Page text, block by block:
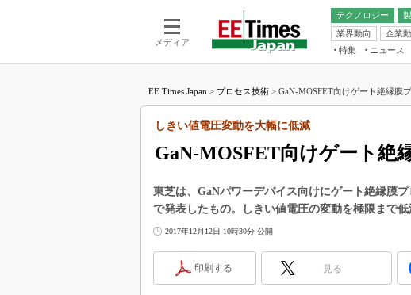
メディア
テクノロジー
電池／エネルギー
アナログ
マイコン
業界動向
企業
特集 ニュース
福田昭のデバイス通信
大山聡の業界スコープ
リタイア直前エンジニ
学漂流記
踊るバズワード ～
Buzzword
電子ブックレ
EE Times Japan > プロセス技術 > GaN-MOSFET向けゲート絶縁膜
GaN-MOSFET向けゲート絶
しきい値電圧変動を大幅に低減
東芝は、GaNパワーデバイス向けにゲート絶縁膜
で発表したもの。しきい値電圧の変動を極限まで低
2017年12月12日 10時30分 公開
印刷する 見る